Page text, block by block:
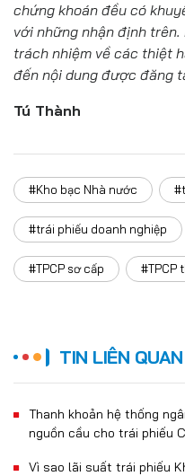
chứng khoán đều có
với những nhận định
trách nhiệm về các thiệt
đến nội dung được đăng
Tú Thành
#Kho bạc Nhà nước
#trái phiếu doanh nghiệp
#TPCP sơ cấp #TPCP
TIN LIÊN QUAN
Thanh khoản hệ thống
nguồn cầu cho trái phiếu
Vì sao lãi suất trái phiếu